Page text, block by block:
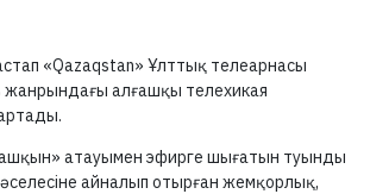
«Qazaqstan» Ұлттық телеарнасы
жанрындағы алғашқы телехикая
атауымен эфирге шығатын туынды
айналып отырған жемқорлық,